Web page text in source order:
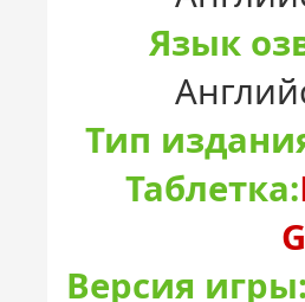
Язык
Тип
Таблетка:
Версия